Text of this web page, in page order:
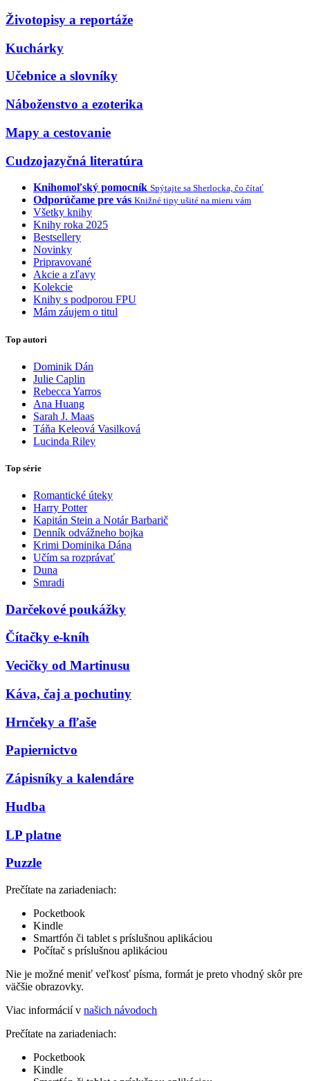
Životopisy a reportáže
Kuchárky
Učebnice a slovníky
Náboženstvo a ezoterika
Mapy a cestovanie
Cudzojazyčná literatúra
Knihomoľský pomocník Spýtajte sa Sherlocka, čo čítať
Odporúčame pre vás Knižné tipy ušité na mieru vám
Všetky knihy
Knihy roka 2025
Bestsellery
Novinky
Pripravované
Akcie a zľavy
Kolekcie
Knihy s podporou FPU
Mám záujem o titul
Top autori
Dominik Dán
Julie Caplin
Rebecca Yarros
Ana Huang
Sarah J. Maas
Táňa Keleová Vasilková
Lucinda Riley
Top série
Romantické úteky
Harry Potter
Kapitán Stein a Notár Barbarič
Denník odvážneho bojka
Krimi Dominika Dána
Učím sa rozprávať
Duna
Smradi
Darčekové poukážky
Čítačky e-kníh
Vecičky od Martinusu
Káva, čaj a pochutiny
Hrnčeky a fľaše
Papiernictvo
Zápisníky a kalendáre
Hudba
LP platne
Puzzle
Prečítate na zariadeniach:
Pocketbook
Kindle
Smartfón či tablet s príslušnou aplikáciou
Počítač s príslušnou aplikáciou
Nie je možné meniť veľkosť písma, formát je preto vhodný skôr pre
väčšie obrazovky.
Viac informácií v našich návodoch
Prečítate na zariadeniach:
Pocketbook
Kindle